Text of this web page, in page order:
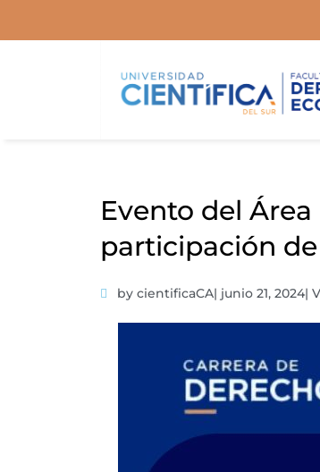
Evento del
participación
by cientificaCA| junio 21, 2024|